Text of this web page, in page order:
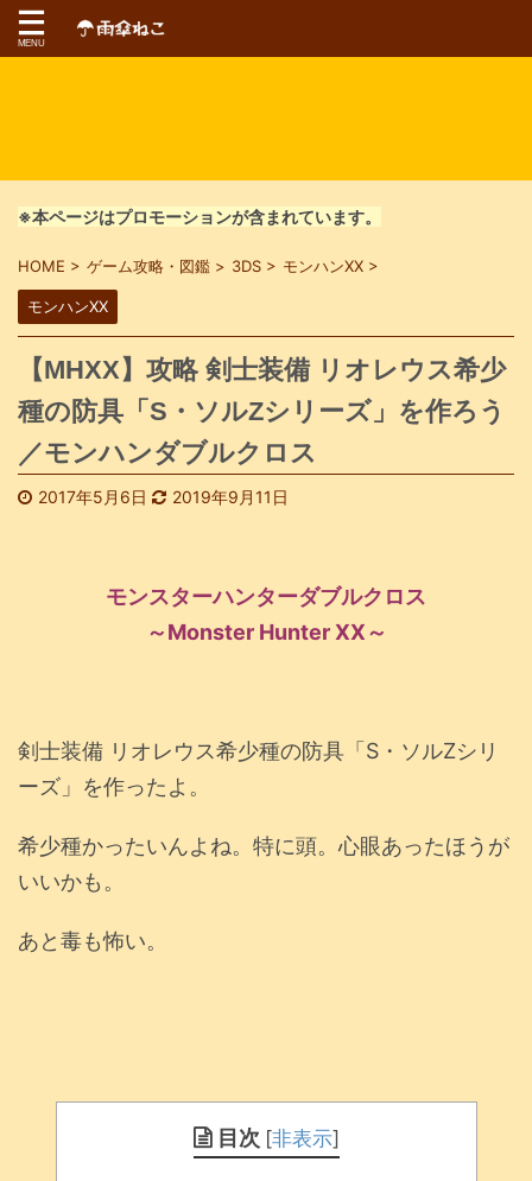
※本ページはプロモーションが含まれています。
HOME > ゲーム攻略・図鑑 > 3DS > モンハンXX >
モンハンXX
【MHXX】攻略 剣士装備 リオレウス希少
種の防具「S・ソルZシリーズ」を作ろう
／モンハンダブルクロス
2017年5月6日 2019年9月11日
モンスターハンターダブルクロス
～Monster Hunter XX～
剣士装備 リオレウス希少種の防具「S・ソルZシリ
ーズ」を作ったよ。
希少種かったいんよね。特に頭。心眼あったほうが
いいかも。
あと毒も怖い。
目次 [非表示]